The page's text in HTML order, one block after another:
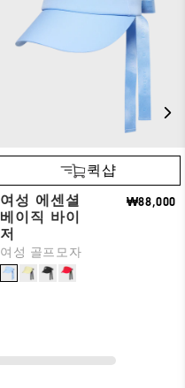
퀵샵
여성 에센셜
베이직 바이
저
여성 골프모자
₩88,000